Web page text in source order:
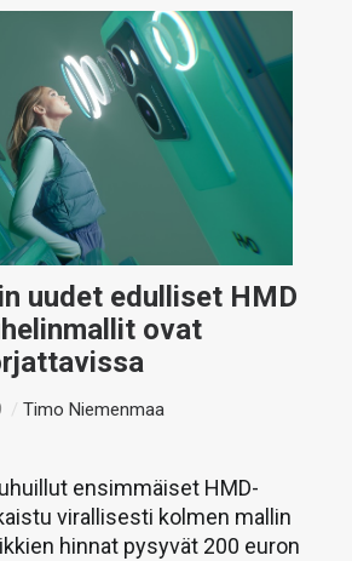
uudet edulliset HMD
ovat
/Timo Niemenmaa
ensimmäiset HMD-
virallisesti kolmen mallin
hinnat pysyvät 200 euron